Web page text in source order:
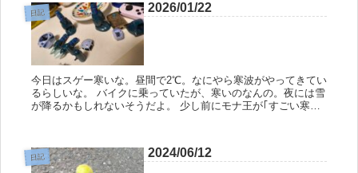
日記 2026/01/22
今日はスゲー寒いな。昼間で2℃。なにやら寒波がやってきてい
るらしいな。 バイクに乗っていたが、寒いのなんの。夜には雪
が降るかもしれないそうだよ。 少し前にモナ王が｢すごい寒い｣
日記 2024/06/12